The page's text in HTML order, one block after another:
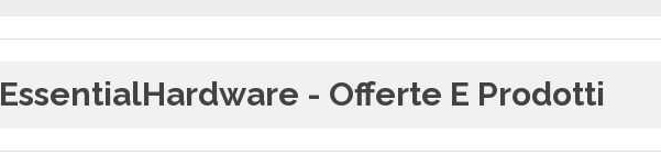
EssentialHardware - Offerte E Prodotti